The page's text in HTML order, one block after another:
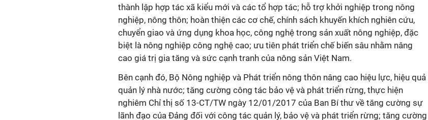
thành lập hợp tác xã kiểu mới và các tổ hợp tác; hỗ trợ khởi nghiệp trong nông
nghiệp, nông thôn; hoàn thiện các cơ chế, chính sách khuyến khích nghiên cứu,
chuyển giao và ứng dụng khoa học, công nghệ trong sản xuất nông nghiệp, đặc
biệt là nông nghiệp công nghệ cao; ưu tiên phát triển chế biến sâu nhằm nâng
cao giá trị gia tăng và sức cạnh tranh của nông sản Việt Nam.
Bên cạnh đó, Bộ Nông nghiệp và Phát triển nông thôn nâng cao hiệu lực, hiệu quả
quản lý nhà nước; tăng cường công tác bảo vệ và phát triển rừng, thực hiện
nghiêm Chỉ thị số 13-CT/TW ngày 12/01/2017 của Ban Bí thư về tăng cường sự
lãnh đạo của Đảng đối với công tác quản lý, bảo vệ và phát triển rừng; tăng cường